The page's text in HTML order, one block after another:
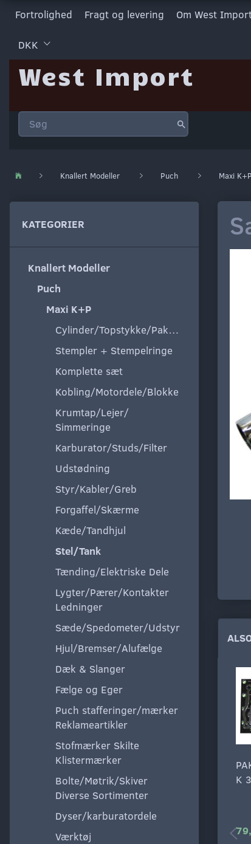
Fortrolighed Fragt og levering Om West
DKK
West Import
Knallert Modeller Puch Maxi K+P
KATEGORIER
Knallert Modeller
Puch
Maxi K+P
Cylinder/Topstykke/Pakning
Stempler + Stempelringe
Komplette sæt
Kobling/Motordele/Blokke
Krumtap/Lejer/
Simmeringe
Karburator/Studs/Filter
Udstødning
Styr/Kabler/Greb
Forgaffel/Skærme
Kæde/Tandhjul
Stel/Tank
Tænding/Elektriske Dele
Lygter/Pærer/Kontakter
Ledninger
Sæde/Spedometer/Udstyr
Hjul/Bremser/Alufælge
Dæk & Slanger
Fælge og Eger
Puch stafferinger/mærker
Reklameartikler
Stofmærker Skilte
Klistermærker
Bolte/Møtrik/Skiver
Diverse Sortimenter
Dyser/karburatordele
Værktøj
K